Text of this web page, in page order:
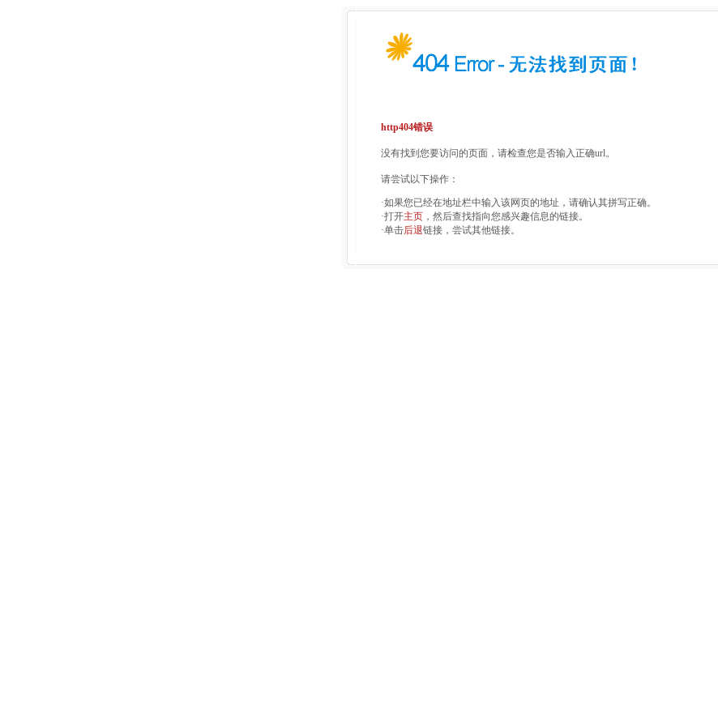
http404错误
没有找到您要访问的页面，请检查您是否输入正确url。
请尝试以下操作：
·如果您已经在地址栏中输入该网页的地址，请确认其拼写正确。
·打开主页 ，然后查找指向您感兴趣信息的链接。
·单击后退链接，尝试其他链接。